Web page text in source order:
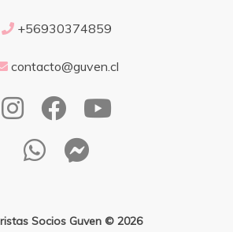
+56930374859
contacto@guven.cl
Socios Guven © 2026